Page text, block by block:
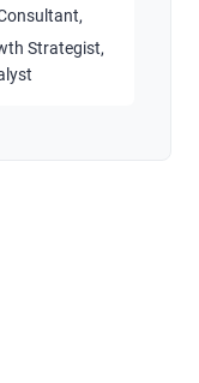
Strategist,